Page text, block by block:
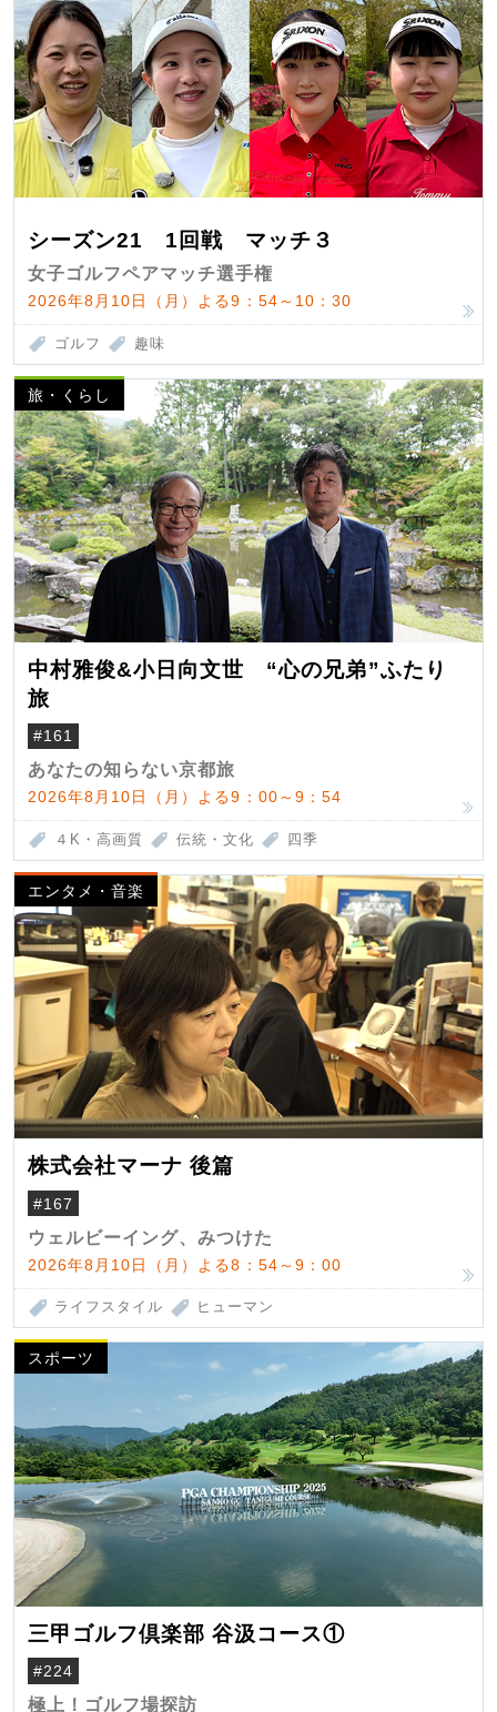
シーズン21 1回戦 マッチ３
女子ゴルフペアマッチ選手権
2026年8月10日（月）よる9：54～10：30
ゴルフ 趣味
旅・くらし
中村雅俊&小日向文世 “心の兄弟”ふたり
旅
#161
あなたの知らない京都旅
2026年8月10日（月）よる9：00～9：54
４K・高画質 伝統・文化 四季
エンタメ・音楽
株式会社マーナ 後篇
#167
ウェルビーイング、みつけた
2026年8月10日（月）よる8：54～9：00
ライフスタイル ヒューマン
スポーツ
三甲ゴルフ倶楽部 谷汲コース①
#224
極上！ゴルフ場探訪